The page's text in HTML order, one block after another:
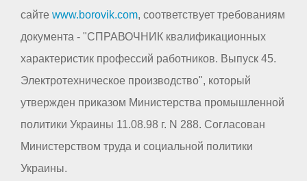
сайте www.borovik.com, соответствует требованиям
документа - "СПРАВОЧНИК квалификационных
характеристик профессий работников. Выпуск 45.
Электротехническое производство", который
утвержден приказом Министерства промышленной
политики Украины 11.08.98 г. N 288. Согласован
Министерством труда и социальной политики
Украины.